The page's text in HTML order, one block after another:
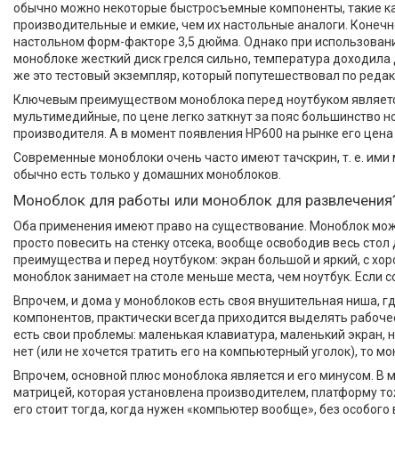
Сертификаты
обычно можно некоторые быстросъемные компоненты, такие
производительные и емкие, чем их настольные аналоги.
настольном форм-факторе 3,5 дюйма. Однако при
моноблоке жесткий диск грелся сильно, температура
же это тестовый экземпляр, который попутешествовал по
Ключевым преимуществом моноблока перед ноутбуком
мультимедийные, по цене легко заткнут за пояс большинство
производителя. А в момент появления НР600 на рынке его
Современные моноблоки очень часто имеют тачскрин, т. e.
обычно есть только у домашних моноблоков.
Моноблок для работы или моноблок для
Оба применения имеют право на существование. Моноблок
просто повесить на стенку отсека, вообще освободив весь
преимущества и перед ноутбуком: экран большой и яркий, с
моноблок занимает на столе меньше места, чем ноутбук.
Впрочем, и дома у моноблоков есть своя внушительная ниша,
компонентов, практически всегда приходится выделять
есть свои проблемы: маленькая клавиатура, маленький экран,
нет (или не хочется тратить его на компьютерный уголок), то
Впрочем, основной плюс моноблока является и его минусом. В
матрицей, которая установлена производителем, платформу
его стоит тогда, когда нужен «компьютер вообще», без